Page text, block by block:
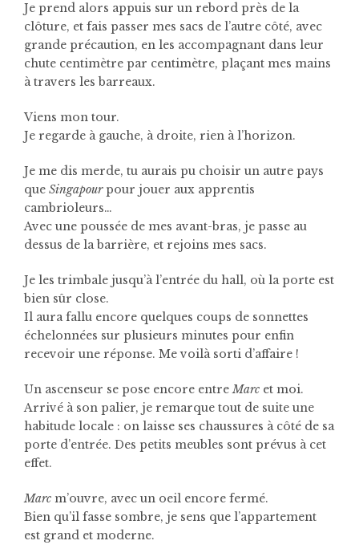
Je prend alors appuis sur un rebord près de la
clôture, et fais passer mes sacs de l’autre côté, avec
grande précaution, en les accompagnant dans leur
chute centimètre par centimètre, plaçant mes mains
à travers les barreaux.
Viens mon tour.
Je regarde à gauche, à droite, rien à l’horizon.
Je me dis merde, tu aurais pu choisir un autre pays
que Singapourpour jouer aux apprentis
cambrioleurs…
Avec une poussée de mes avant-bras, je passe au
dessus de la barrière, et rejoins mes sacs.
Je les trimbale jusqu’à l’entrée du hall, où la porte est
bien sûr close.
Il aura fallu encore quelques coups de sonnettes
échelonnées sur plusieurs minutes pour enfin
recevoir une réponse. Me voilà sorti d’affaire !
Un ascenseur se pose encore entreMarc et moi.
Arrivé à son palier, je remarque tout de suite une
habitude locale : on laisse ses chaussures à côté de sa
porte d’entrée. Des petits meubles sont prévus à cet
effet.
Marc m’ouvre, avec un oeil encore fermé.
Bien qu’il fasse sombre, je sens que l’appartement
est grand et moderne.